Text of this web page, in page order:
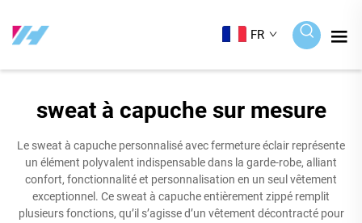
FR
sweat à capuche sur mesure
Le sweat à capuche personnalisé avec fermeture éclair représente
un élément polyvalent indispensable dans la garde-robe, alliant
confort, fonctionnalité et personnalisation en un seul vêtement
exceptionnel. Ce sweat à capuche entièrement zippé remplit
plusieurs fonctions, qu’il s’agisse d’un vêtement décontracté pour